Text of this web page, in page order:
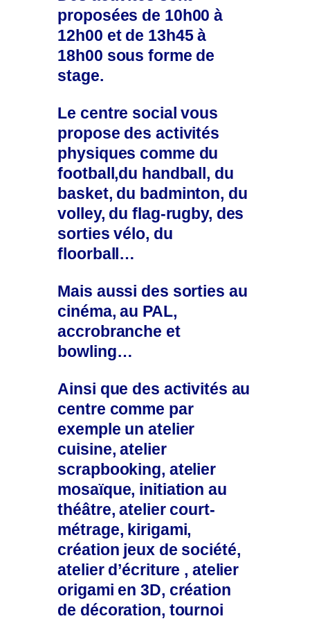
proposées de 10h00 à
12h00 et de 13h45 à
18h00 sous forme de
stage.
Le centre social vous
propose des activités
physiques comme du
football,du handball, du
basket, du badminton, du
volley, du flag-rugby, des
sorties vélo, du
floorball…
Mais aussi des sorties au
cinéma, au PAL,
accrobranche et
bowling…
Ainsi que des activités au
centre comme par
exemple un atelier
cuisine, atelier
scrapbooking, atelier
mosaïque, initiation au
théâtre, atelier court-
métrage, kirigami,
création jeux de société,
atelier d’écriture , atelier
origami en 3D, création
de décoration, tournoi